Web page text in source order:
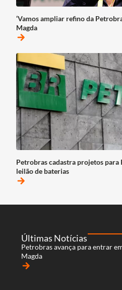
‘Vamos ampliar refino da
Magda
arrow_forward
Petrobras cadastra projetos para
leilão de baterias
arrow_forward
Últimas Notícias
Petrobras avança para entrar
Magda
arrow_forward